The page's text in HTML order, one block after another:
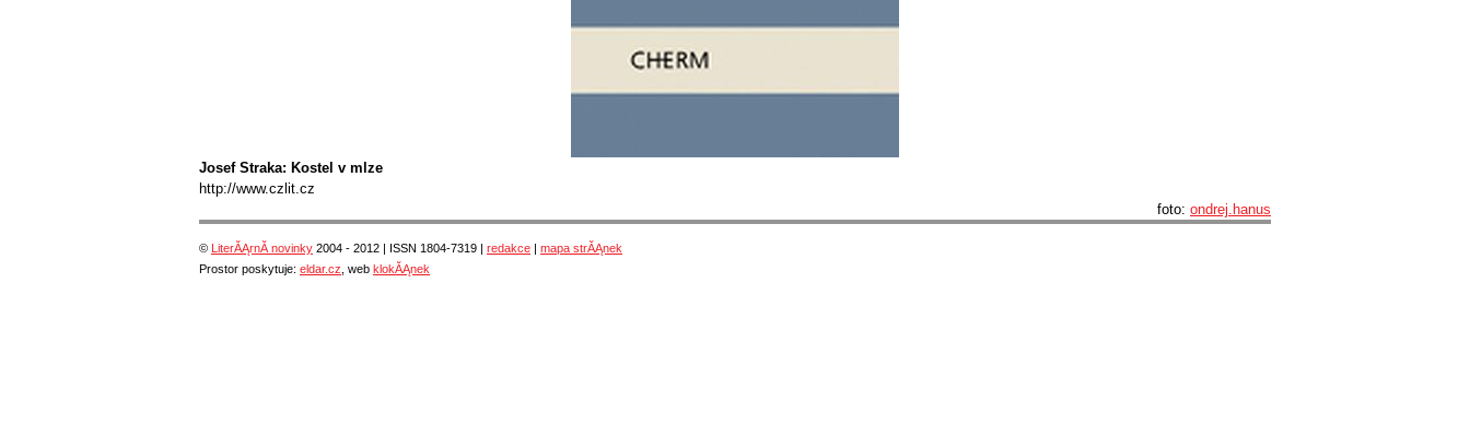
Josef Straka: Kostel v mlze
http://www.czlit.cz
foto: ondrej.hanus
© LiterĂĄrnĂ­ novinky 2004 - 2012 | ISSN 1804-7319 | redakce
mapa strĂĄnek
Prostor poskytuje: eldar.cz , web klokĂĄnek